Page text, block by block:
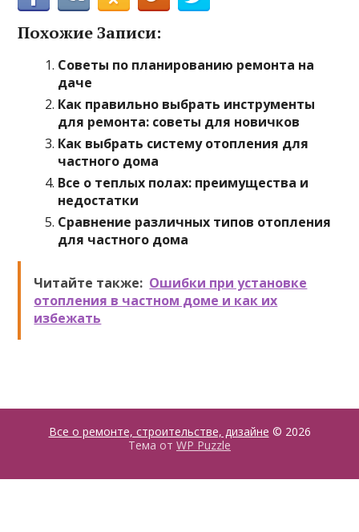
Похожие Записи:
Советы по планированию ремонта на
даче
Как правильно выбрать инструменты
для ремонта: советы для новичков
Как выбрать систему отопления для
частного дома
Все о теплых полах: преимущества и
недостатки
Сравнение различных типов отопления
для частного дома
Читайте также: Ошибки при установке
отопления в частном доме и как их
избежать
Все о ремонте, строительстве, дизайне © 2026
Тема от WP Puzzle